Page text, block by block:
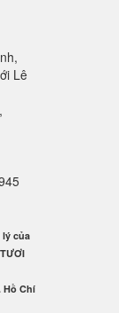
Lê
của
Hồ Chí